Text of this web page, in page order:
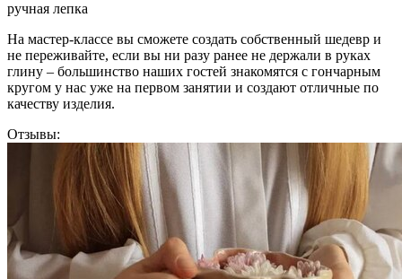
ручная лепка
На мастер-классе вы сможете создать собственный шедевр и
не переживайте, если вы ни разу ранее не держали в руках
глину – большинство наших гостей знакомятся с гончарным
кругом у нас уже на первом занятии и создают отличные по
качеству изделия.
Отзывы: